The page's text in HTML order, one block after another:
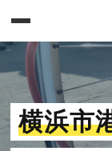
横浜市